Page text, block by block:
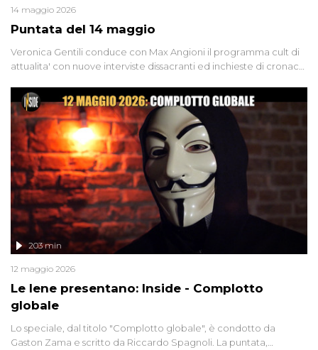
Puntata del 14 maggio
14 maggio 2026
Veronica Gentili conduce con Max Angioni il programma cult di
attualita' con nuove interviste dissacranti ed inchieste di cronaca
Le Iene presentano: Inside - Complotto
globale
203 min
12 maggio 2026
Lo speciale, dal titolo "Complotto globale", è condotto da
Gaston Zama e scritto da Riccardo Spagnoli. La puntata,